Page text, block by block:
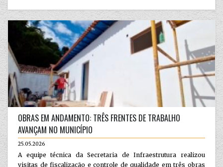
OBRAS EM ANDAMENTO: TRÊS FRENTES DE TRABALHO
AVANÇAM NO MUNICÍPIO
25.05.2026
A equipe técnica da Secretaria de Infraestrutura realizou
visitas de fiscalização e controle de qualidade em três obras